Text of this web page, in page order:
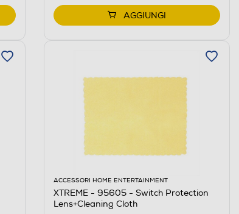
AGGIUNGI
ACCESSORI HOME ENTERTAINMENT
XTREME - 95605 - Switch Protection
Lens+Cleaning Cloth